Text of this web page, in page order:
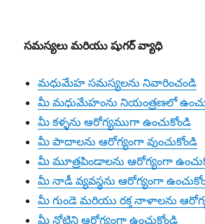
సమస్యలు మరియు షుగర్ వ్యాధి
మధుమేహ సమస్యలను నివారించండి
మీ మధుమేహంను నియంత్రణలో
మీ కళ్ళను ఆరోగ్యముగా ఉంచుకోండి
మీ పాదాలను ఆరోగ్యంగా వుంచుకోండి
మీ మూత్రపిండాలను ఆరోగ్యంగా
మీ నాడీ వ్యవస్థను ఆరోగ్యంగా
మీ గుండె మరియు రక్త నాళాలను
మీ నోటిని ఆరోగ్యంగా ఉంచుకోండి